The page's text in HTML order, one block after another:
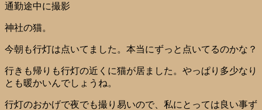
通勤途中に撮影
神社の猫。
今朝も行灯は点いてました。本当にずっと点いてるのかな？
行きも帰りも行灯の近くに猫が居ました。やっぱり多少なり
とも暖かいんでしょうね。
行灯のおかげで夜でも撮り易いので、私にとっては良い事ず